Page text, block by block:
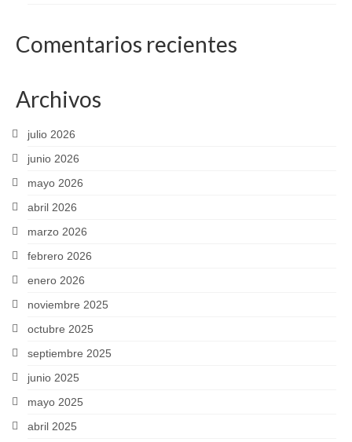
Comentarios recientes
Archivos
julio 2026
junio 2026
mayo 2026
abril 2026
marzo 2026
febrero 2026
enero 2026
noviembre 2025
octubre 2025
septiembre 2025
junio 2025
mayo 2025
abril 2025